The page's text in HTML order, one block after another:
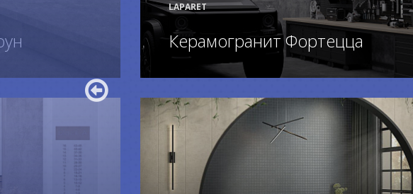
LAPARET
Керамогранит Фортецца